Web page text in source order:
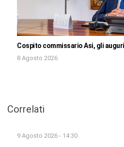
Cospito commissario Asi, gli
8 Agosto 2026
Correlati
9 Agosto 2026 - 14:30